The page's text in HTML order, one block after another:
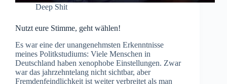
Deep Shit
Nutzt eure Stimme, geht wählen!
Es war eine der unangenehmsten Erkenntnisse
meines Politkstudiums: Viele Menschen in
Deutschland haben xenophobe Einstellungen. Zwar
war das jahrzehntelang nicht sichtbar, aber
Fremdenfeindlichkeit ist weiter verbreitet als man